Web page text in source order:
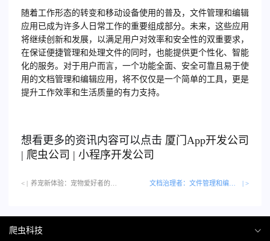
随着工作形态的转变和移动设备使用的普及，文件管理和编辑
应用已成为许多人日常工作的重要组成部分。未来，这些应用
将继续创新和发展，以满足用户对效率和安全性的双重要求，
在保证便捷管理和处理文件的同时，也能提供更个性化、智能
化的服务。对于用户而言，一个功能全面、安全可靠且易于使
用的文档管理和编辑应用，将不仅仅是一个简单的工具，更是
提升工作效率和生活质量的有力支持。
想看更多的资讯内容可以点击 厦门 App开发公司
| 爬虫公司 | 小程序开发公司
< | | >
爬虫科技